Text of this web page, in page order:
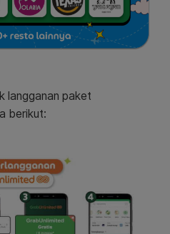
langganan paket
berikut: